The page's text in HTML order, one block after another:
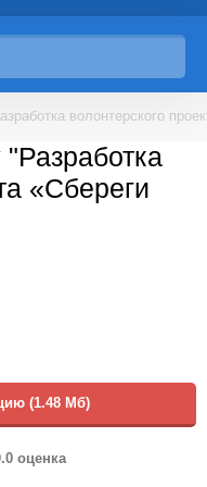
волонтерского
«Сбереги
(1.48 Мб)
оценка